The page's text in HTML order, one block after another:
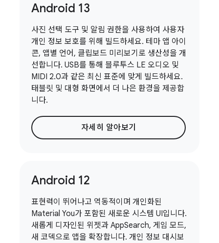
Android 13
사진 선택 도구 및 알림 권한을 사용하여 사용자
개인 정보 보호를 위해 빌드하세요. 테마 앱 아이
콘, 앱별 언어, 클립보드 미리보기로 생산성을 개
선합니다. USB를 통해 블루투스 LE 오디오 및
MIDI 2.0과 같은 최신 표준에 맞게 빌드하세요.
태블릿 및 대형 화면에서 더 나은 환경을 제공합
니다.
자세히 알아보기
Android 12
표현력이 뛰어나고 역동적이며 개인화된
Material You가 포함된 새로운 시스템 UI입니다.
새롭게 디자인된 위젯과 AppSearch, 게임 모드,
새 코덱으로 앱을 확장합니다. 개인 정보 대시보